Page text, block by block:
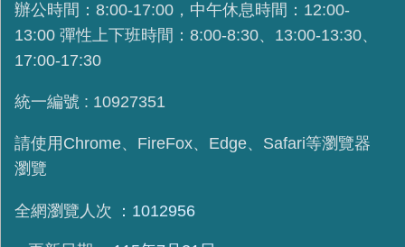
辦公時間：8:00-17:00，中午休息時間：12:00-
13:00 彈性上下班時間：8:00-8:30、13:00-13:30、
17:00-17:30
統一編號 : 10927351
請使用 Chrome、FireFox、Edge、Safari等瀏覽器
瀏覽
全網瀏覽人次 1012956